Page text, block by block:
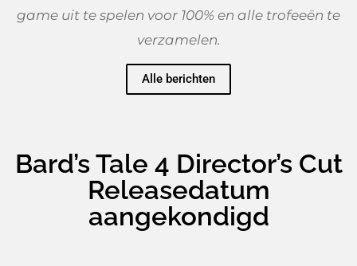
game uit te spelen voor 100% en alle trofeeën te
verzamelen.
Alle berichten
Bard’s Tale 4 Director’s Cut
Releasedatum
aangekondigd